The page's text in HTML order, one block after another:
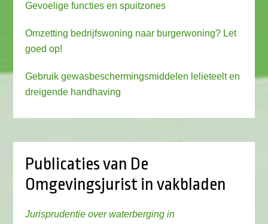
Gevoelige functies en spuitzones
Omzetting bedrijfswoning naar burgerwoning? Let
goed op!
Gebruik gewasbeschermingsmiddelen lelieteelt en
dreigende handhaving
Publicaties van De
Omgevingsjurist in vakbladen
Jurisprudentie over waterberging in